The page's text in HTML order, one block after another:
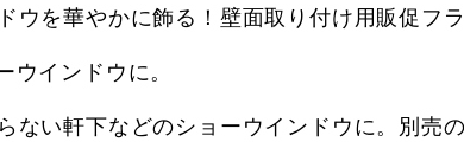
ウを華やかに飾る！壁面取り付け用販促フ
インドウに。
ない軒下などのショーウインドウに。別売